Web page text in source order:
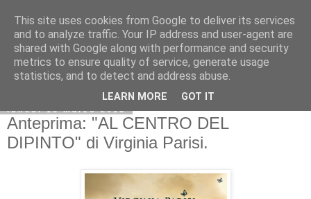
lunedì 16 marzo 2015
Anteprima: "AL CENTRO DEL
DIPINTO" di Virginia Parisi.
This site uses cookies from Google to deliver its services
and to analyze traffic. Your IP address and user-agent are
shared with Google along with performance and security
metrics to ensure quality of service, generate usage
statistics, and to detect and address abuse.
LEARN MORE GOT IT